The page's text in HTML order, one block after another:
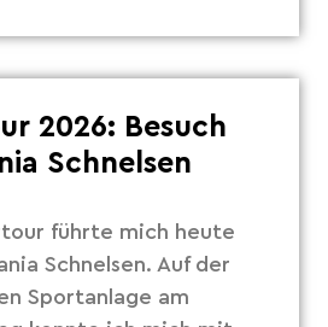
2026: Besuch
Schnelsen
führte mich heute
Schnelsen. Auf der
Sportanlage am